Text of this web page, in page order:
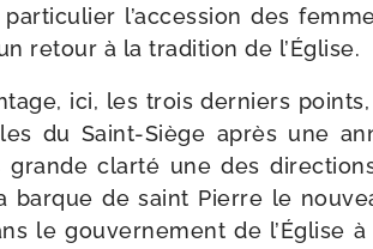
l’ac­ces­sion des
retour à la tra­di­tion de l’Église.
ici, les trois der­niers
du Saint-​Siège après une
grande clar­té une des
barque de saint Pierre le
le gou­ver­ne­ment de l’Église